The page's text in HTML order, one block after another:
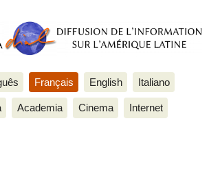
Français English Italiano
Academia Cinema Internet